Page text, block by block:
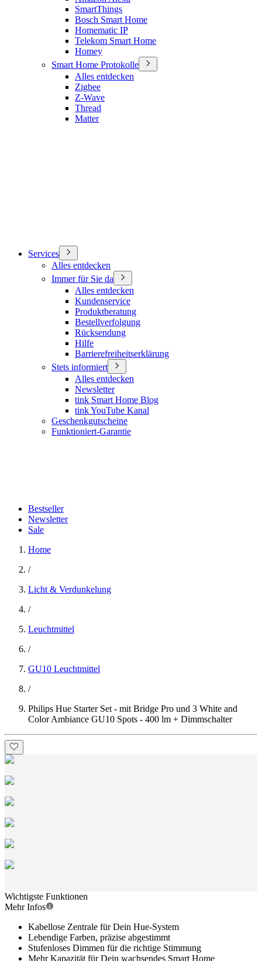
SmartThings
Bosch Smart Home
Homematic IP
Telekom Smart Home
Homey
Smart Home Protokolle
Alles entdecken
Zigbee
Z-Wave
Thread
Matter
Services
Alles entdecken
Immer für Sie da
Alles entdecken
Kundenservice
Produktberatung
Bestellverfolgung
Rücksendung
Hilfe
Barrierefreiheitserklärung
Stets informiert
Alles entdecken
Newsletter
tink Smart Home Blog
tink YouTube Kanal
Geschenkgutscheine
Funktioniert-Garantie
Bestseller
Newsletter
Sale
Home
/
Licht & Verdunkelung
/
Leuchtmittel
/
GU10 Leuchtmittel
/
Philips Hue Starter Set - mit Bridge Pro und 3 White and
Color Ambiance GU10 Spots - 400 lm + Dimmschalter
Wichtigste Funktionen
Mehr Infos
Kabellose Zentrale für Dein Hue-System
Lebendige Farben, präzise abgestimmt
Stufenloses Dimmen für die richtige Stimmung
Mehr Kapazität für Dein wachsendes Smart Home